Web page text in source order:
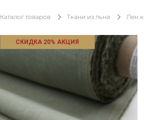
Каталог товаров Ткани из льна Лен
СКИДКА 20% АКЦИЯ